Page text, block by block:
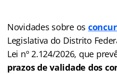
Novidades sobre os
Legislativa do Distrito
Lei nº 2.124/2026, que
prazos de validade dos